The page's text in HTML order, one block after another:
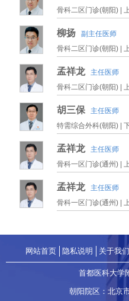
骨科二区门诊(朝阳) |
柳扬
副主任医师
骨科二区门诊(朝阳) |
孟祥龙
主任医师
骨科二区门诊(朝阳) |
胡三保
主任医师
特需综合外科(朝阳) |
孟祥龙
主任医师
骨科一区门诊(通州) |
孟祥龙
主任医师
骨科一区门诊(通州) |
网站首页 隐私说明 关于我们
首都医科大学
朝阳院区：北京